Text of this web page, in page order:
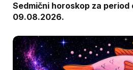
Sedmični horoskop za
09.08.2026.